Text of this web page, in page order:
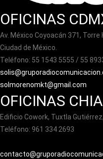
OFICINAS
Av. México Coyoacán 371, Torre
Ciudad de México.
Teléfono: 55 1543 5555 / 55
solmorenomkt@gmail.com
OFICINAS
Edificio Cowork, Tuxtla
Teléfono: 961 334 2693